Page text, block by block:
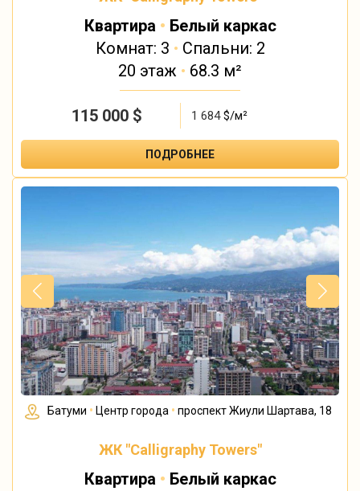
Квартира • Белый каркас
Комнат: 3 • Спальни: 2
20 этаж • 68.3 м²
115 000$ 1 684$/м²
ПОДРОБНЕЕ
Батуми • Центр города • проспект Жиули Шартава, 18
ЖК "Calligraphy Towers"
Квартира • Белый каркас